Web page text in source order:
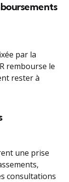
par la
rembourse le
rester à
une prise
consultations